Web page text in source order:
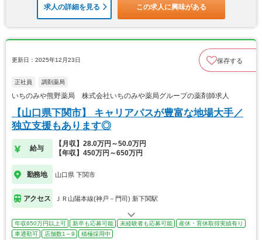
求人の詳細を見る この求人に興味がある
更新日：2025年12月23日 保存する
正社員 調剤薬局
いちのみや熊野薬局 株式会社いちのみや薬局グループの薬剤師求人
【山口県下関市】 キャリアパスが豊富な地場大手／
独立支援もあります◎
給与
【月収】28.0万円～50.0万円
【年収】450万円～650万円
勤務地 山口県 下関市
アクセス ＪＲ山陽本線(神戸－門司) 新下関駅
年収650万円以上可 新卒も応募可能 未経験者も応募可能
産休・育休取得実績有り
車通勤可
店舗数1～9 積極採用中